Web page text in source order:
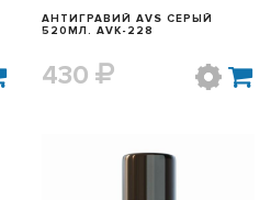
АНТИГРАВИЙ AVS СЕРЫЙ
520МЛ. AVK-228
430